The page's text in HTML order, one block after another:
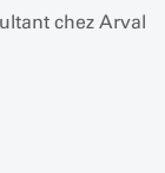
chez Arval